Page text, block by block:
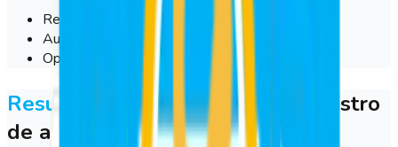
Reducción del ausentismo.
Aumento en la puntualidad.
Optimización de horas trabajadas.
Resuelve los problemas del registro
de asistencia laboral